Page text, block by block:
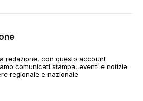
redazione, con questo account
comunicati stampa, eventi e notizie
regionale e nazionale